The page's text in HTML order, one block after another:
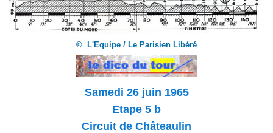
© L'Equipe / Le Parisien Libéré
Samedi 26 juin 1965
Etape 5 b
Circuit de Châteaulin